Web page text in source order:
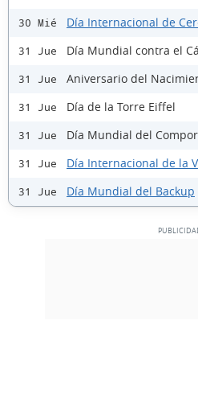
30 Mié Día Internacional de
31 Jue Día Mundial contra el
31 Jue Aniversario del
31 Jue Día de la Torre Eiffel
31 Jue Día Mundial del
31 Jue Día Internacional de la
31 Jue Día Mundial del Backup